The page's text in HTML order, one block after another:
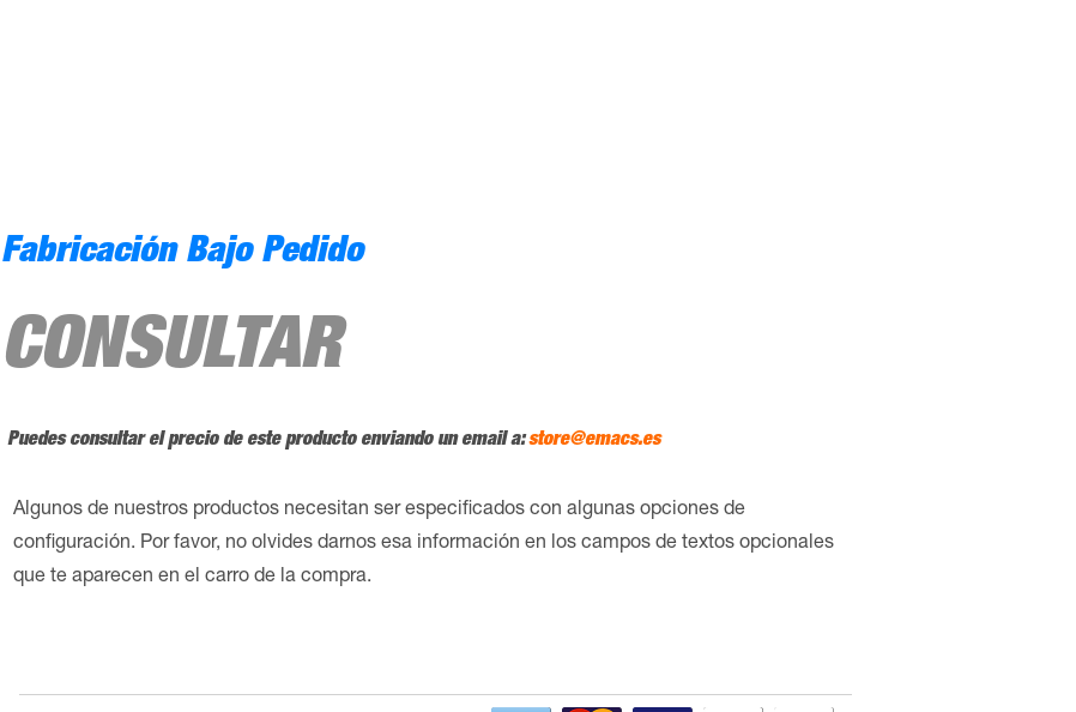
Fabricación Bajo Pedido
CONSULTAR
Puedes consultar el precio de este producto enviando un email a:store@emacs.es
Algunos de nuestros productos necesitan ser especificados con algunas opciones de
configuración. Por favor, no olvides darnos esa información en los campos de textos opcionales
que te aparecen en el carro de la compra.